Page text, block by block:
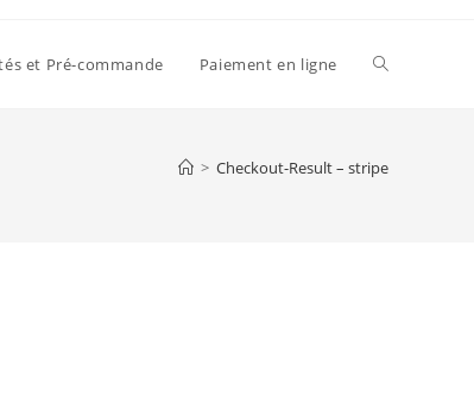
et Pré-commande Paiement en ligne
> Checkout-Result – stripe